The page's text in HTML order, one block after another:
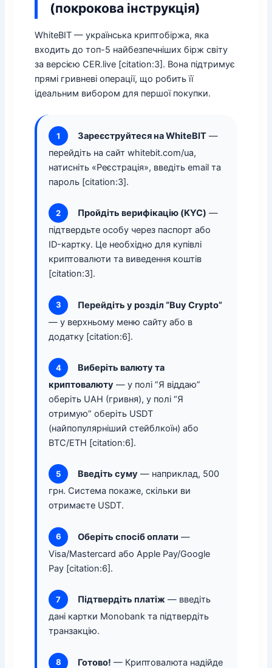
(покрокова інструкція)
WhiteBIT — українська криптобіржа, яка
входить до топ-5 найбезпечніших бірж світу
за версією CER.live [citation:3]. Вона підтримує
прямі гривневі операції, що робить її
ідеальним вибором для першої покупки.
1 Зареєструйтеся на WhiteBIT —
перейдіть на сайт whitebit.com/ua,
натисніть «Реєстрація», введіть email та
пароль [citation:3].
2 Пройдіть верифікацію (KYC) —
підтвердьте особу через паспорт або
ID-картку. Це необхідно для купівлі
криптовалюти та виведення коштів
[citation:3].
3
Перейдіть у розділ “Buy Crypto”
— у верхньому меню сайту або в
додатку [citation:6].
4
Виберіть валюту та
криптовалюту — у полі “Я віддаю”
оберіть UAH (гривня), у полі “Я
отримую” оберіть USDT
(найпопулярніший стейблкоїн) або
BTC/ETH [citation:6].
5 Введіть суму — наприклад, 500
грн. Система покаже, скільки ви
отримаєте USDT.
6 Оберіть спосіб оплати —
Visa/Mastercard або Apple Pay/Google
Pay [citation:6].
7 Підтвердіть платіж — введіть
дані картки Monobank та підтвердіть
транзакцію.
8 Готово! — Криптовалюта надійде